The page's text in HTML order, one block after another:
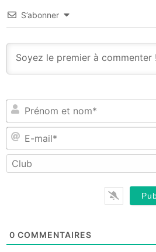
S’abonner
0 COMMENTAIRES